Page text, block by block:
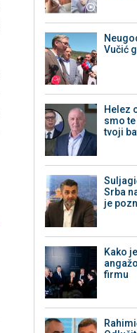
Vučić
Helez
smo
tvoji
Srba
je
Kako
firmu